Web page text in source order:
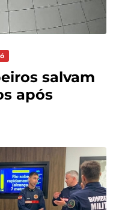
salvam
após